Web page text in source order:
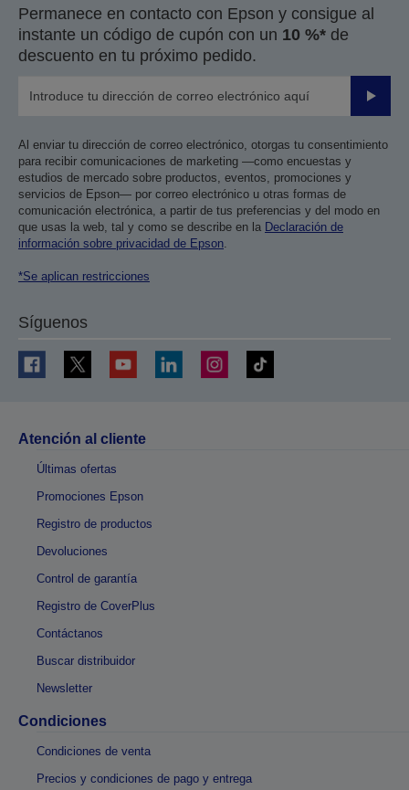
Permanece en contacto con Epson y consigue al
instante un código de cupón con un 10 %* de
descuento en tu próximo pedido.
Enviar
Al enviar tu dirección de correo electrónico, otorgas tu consentimiento
para recibir comunicaciones de marketing —como encuestas y
estudios de mercado sobre productos, eventos, promociones y
servicios de Epson— por correo electrónico u otras formas de
comunicación electrónica, a partir de tus preferencias y del modo en
que usas la web, tal y como se describe en la Declaración de
información sobre privacidad de Epson.
*Se aplican restricciones
Síguenos
Atención al cliente
Últimas ofertas
Promociones Epson
Registro de productos
Devoluciones
Control de garantía
Registro de CoverPlus
Contáctanos
Buscar distribuidor
Newsletter
Condiciones
Condiciones de venta
Precios y condiciones de pago y entrega